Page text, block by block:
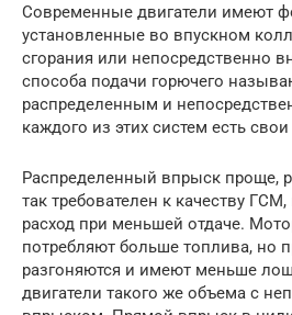
Современные двигатели имеют
установленные во впускном
сгорания или непосредственно
способа подачи горючего
распределенным и
каждого из этих систем есть
Распределенный впрыск проще,
так требователен к качеству
расход при меньшей отдаче.
потребляют больше топлива, но
разгоняются и имеют меньше
двигатели такого же объема с